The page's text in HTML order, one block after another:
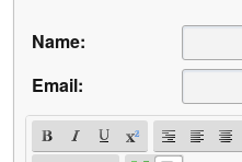
Name:
Email: